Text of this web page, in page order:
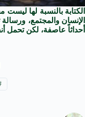
الكتابة بالنسبة لها
الإنسان والمجتمع،
أحداثاً عاصفة، لكن تحمل